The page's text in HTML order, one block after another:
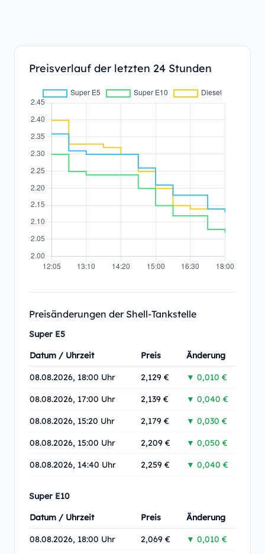
Preisverlauf der letzten 24 Stunden
Preisänderungen der Shell-Tankstelle
Super E5
Datum / Uhrzeit
Preis Änderung
08.08.2026, 18:00 Uhr 2,129 € ▼ 0,010 €
08.08.2026, 17:00 Uhr 2,139 € ▼ 0,040 €
08.08.2026, 15:20 Uhr 2,179 € ▼ 0,030 €
08.08.2026, 15:00 Uhr 2,209 € ▼ 0,050 €
08.08.2026, 14:40 Uhr 2,259 € ▼ 0,040 €
Super E10
Datum / Uhrzeit
Preis Änderung
08.08.2026, 18:00 Uhr 2,069 € ▼ 0,010 €